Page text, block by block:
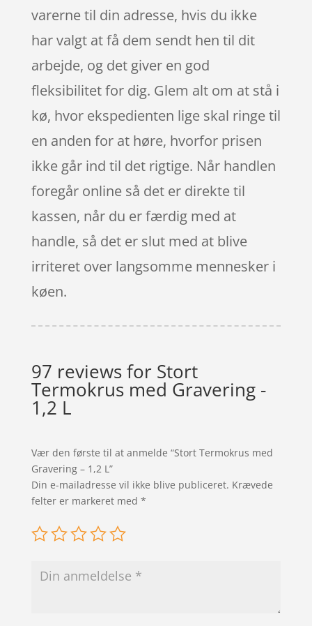
varerne til din adresse, hvis du ikke
har valgt at få dem sendt hen til dit
arbejde, og det giver en god
fleksibilitet for dig. Glem alt om at stå i
kø, hvor ekspedienten lige skal ringe til
en anden for at høre, hvorfor prisen
ikke går ind til det rigtige. Når handlen
foregår online så det er direkte til
kassen, når du er færdig med at
handle, så det er slut med at blive
irriteret over langsomme mennesker i
køen.
97 reviews for Stort
Termokrus med Gravering -
1,2 L
Vær den første til at anmelde “Stort Termokrus med
Gravering – 1,2 L”
Din e-mailadresse vil ikke blive publiceret. Krævede
felter er markeret med *